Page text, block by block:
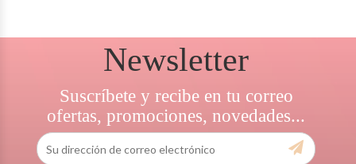
Newsletter
Suscríbete y recibe en tu correo
ofertas, promociones, novedades...